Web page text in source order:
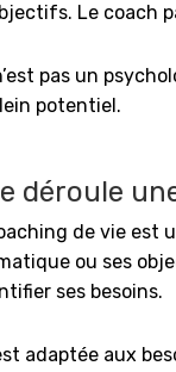
Le coach
pas un
potentiel.
déroule
de vie est
ou ses
ses besoins.
adaptée aux